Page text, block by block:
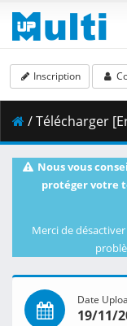
Inscription
/ Télécharger [Erai-raws] Boushoku no
Nous vous
protéger votre
Merci de
Date
19/11/